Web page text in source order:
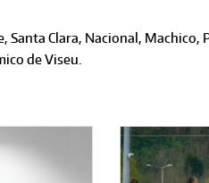
Clara, Nacional, Machico,
de Viseu.